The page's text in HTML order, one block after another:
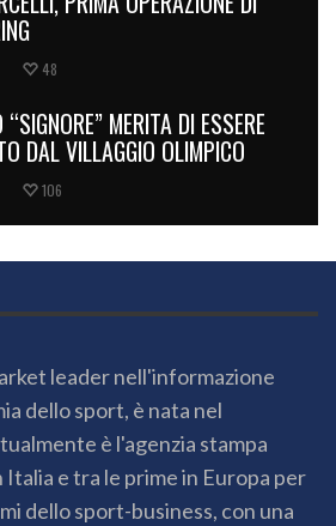
48
“SIGNORE” MERITA DI ESSERE
DAL VILLAGGIO OLIMPICO
106
leader nell'informazione
dello sport, è nata nel
è l'agenzia stampa
e tra le prime in Europa per
dello sport-business, con una